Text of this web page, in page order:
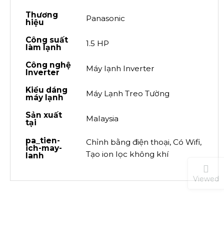
Thương
hiệu Panasonic
Công suất
làm lạnh 1.5 HP
Công nghệ
Inverter Máy lạnh Inverter
Kiểu dáng
máy lạnh Máy Lạnh Treo Tường
Sản xuất
tại Malaysia
pa_tien-
ich-may-
lanh
Chỉnh bằng điện thoại, Có Wifi,
Tạo ion lọc không khí
Viewed